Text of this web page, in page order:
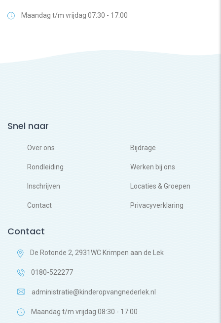
Maandag t/m vrijdag 07:30 - 17:00
Snel naar
Over ons Bijdrage
Rondleiding Werken bij ons
Inschrijven Locaties & Groepen
Contact Privacyverklaring
Contact
De Rotonde 2, 2931WC Krimpen aan de Lek
0180-522277
administratie@kinderopvangnederlek.nl
Maandag t/m vrijdag 08:30 - 17:00